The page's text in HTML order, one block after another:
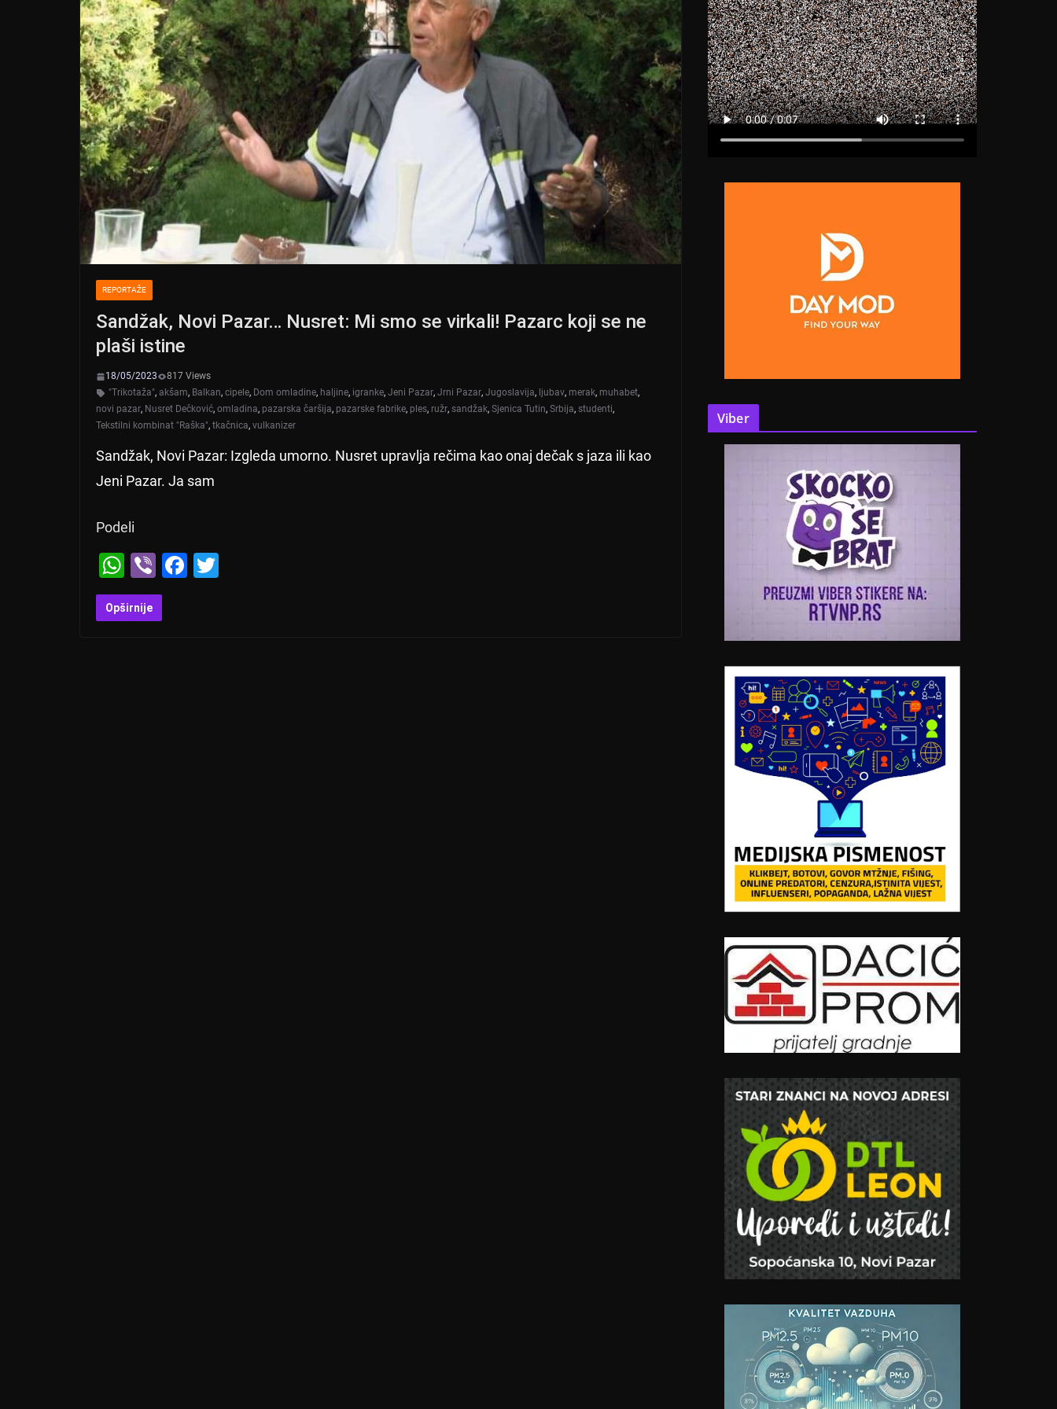
REPORTAŽE
Sandžak, Novi Pazar… Nusret: Mi smo se virkali! Pazarc koji se ne
plaši istine
18/05/2023
817 Views
"Trikotaža", akšam, Balkan, cipele, Dom omladine, haljine, igranke, Jeni Pazar, Jrni Pazar, Jugoslavija, ljubav, merak, muhabet,
novi pazar, Nusret Dečković, omladina, pazarska čaršija, pazarske fabrike, ples, ružr, sandžak, Sjenica Tutin, Srbija, studenti,
Tekstilni kombinat "Raška", tkačnica, vulkanizer
Sandžak, Novi Pazar: Izgleda umorno. Nusret upravlja rečima kao onaj dečak s jaza ili kao
Jeni Pazar. Ja sam
Podeli
W
h
at
Vi
b
er
F
Opširnije
Viber